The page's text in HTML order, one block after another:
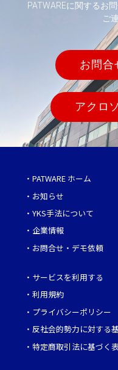
PATWAREに関するお
ご
お問合
アクロ
・ PATWARE ホーム
・ お知らせ
・ YKS手法について
・ 企業情報
・ お問合せ・デモ依頼
・ サービスを利用する
・ 利用規約
・ プライバシーポリシー
・ 反社会的勢力に対する
・ 特定商取引法に基づく